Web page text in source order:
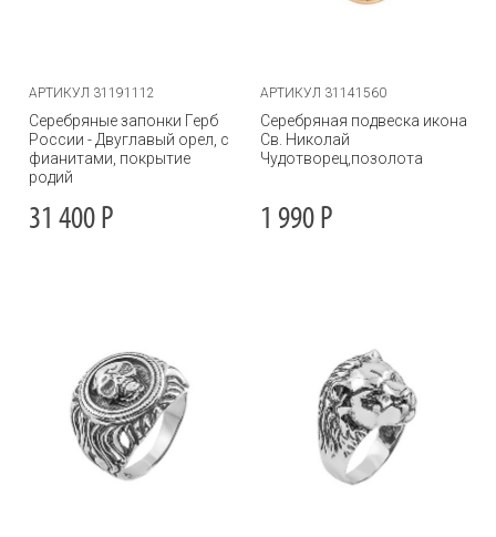
АРТИКУЛ 31191112
Серебряные запонки Герб
России - Двуглавый орел, с
фианитами, покрытие
родий
31 400 Р
АРТИКУЛ 31141560
Серебряная подвеска икона
Св. Николай
Чудотворец,позолота
1 990 Р